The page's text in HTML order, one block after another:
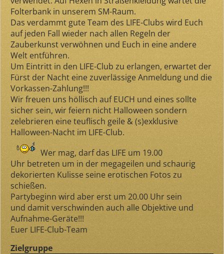
Folterbank in unserem SM-Raum.
Das verdammt gute Team des LIFE-Clubs wird Euch
auf jeden Fall wieder nach allen Regeln der
Zauberkunst verwöhnen und Euch in eine andere
Welt entführen.
Um Eintritt in den LIFE-Club zu erlangen, erwartet der
Fürst der Nacht eine zuverlässige Anmeldung und die
Vorkassen-Zahlung!!!
Wir freuen uns höllisch auf EUCH und eines sollte
sicher sein, wir feiern nicht Halloween sondern
zelebrieren eine teuflisch geile & (s)exklusive
Halloween-Nacht im LIFE-Club.
Wer mag, darf das LIFE um 19.00
Uhr betreten um in der megageilen und schaurig
dekorierten Kulisse seine erotischen Fotos zu
schießen.
Partybeginn wird aber erst um 20.00 Uhrsein
und damit verschwinden auch alle Objektive und
Aufnahme-Geräte!!!
Euer LIFE-Club-Team
Zielgruppe